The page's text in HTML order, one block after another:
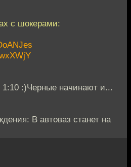
с шокерами:
:)Черные начинают и...
В автоваз станет на